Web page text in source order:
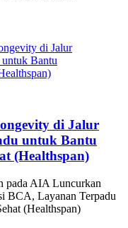
di Jalur
untuk Bantu
(Healthspan)
pada AIA Luncurkan
BCA, Layanan Terpadu
(Healthspan)